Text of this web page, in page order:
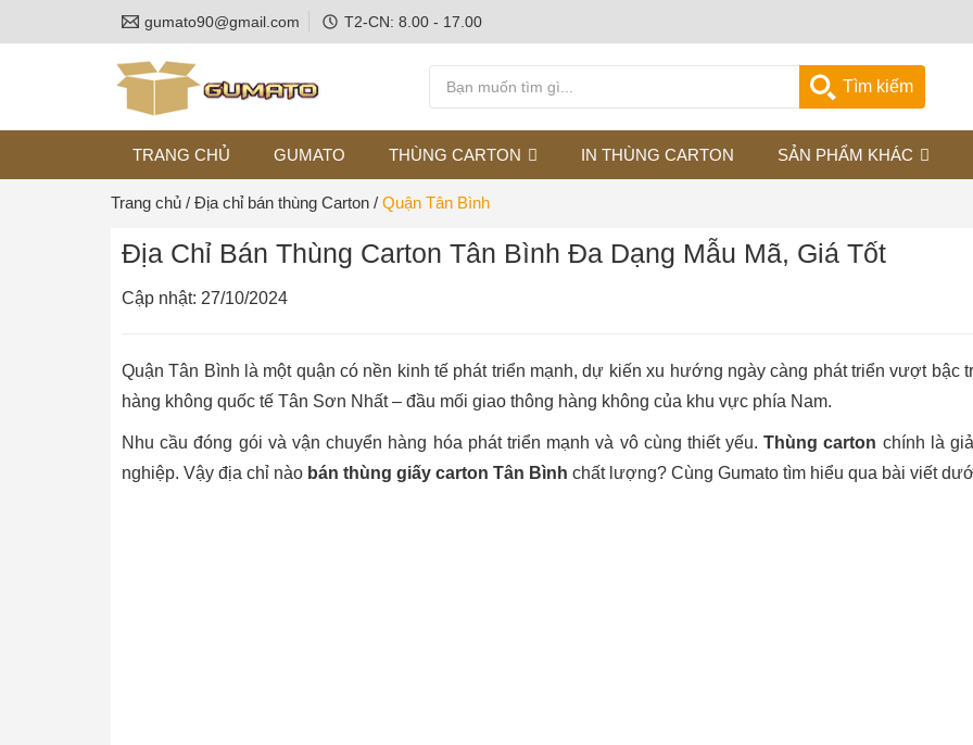
gumato90@gmail.com T2-CN: 8.00 - 17.00
Tìm kiếm
TRANG CHỦ GUMATO THÙNG CARTON IN THÙNG CARTON SẢN PHẨM KHÁC
Trang chủ / Địa chỉ bán thùng Carton / Quận Tân Bình
Địa Chỉ Bán Thùng Carton Tân Bình Đa Dạng Mẫu Mã, Giá Tốt
Cập nhật: 27/10/2024
Quận Tân Bình là một quận có nền kinh tế phát triển mạnh, dự kiến xu hướng ngày càng phát triển vượt
hàng không quốc tế Tân Sơn Nhất – đầu mối giao thông hàng không của khu vực phía Nam.
Nhu cầu đóng gói và vận chuyển hàng hóa phát triển mạnh và vô cùng thiết yếu.Thùng carton chính là
nghiệp. Vậy địa chỉ nào bán thùng giấy carton Tân Bình chất lượng? Cùng Gumato tìm hiểu qua bài viết